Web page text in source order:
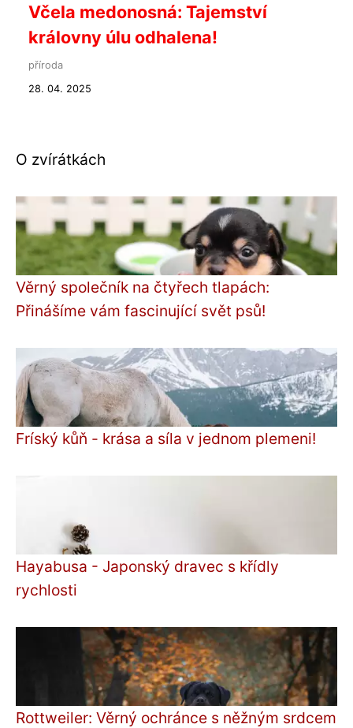
Včela medonosná: Tajemství
královny úlu odhalena!
příroda
28. 04. 2025
O zvírátkách
Věrný společník na čtyřech tlapách:
Přinášíme vám fascinující svět psů!
Fríský kůň - krása a síla v jednom plemeni!
Hayabusa - Japonský dravec s křídly
rychlosti
Rottweiler: Věrný ochránce s něžným srdcem